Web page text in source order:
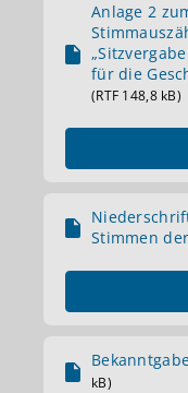
Anlage 2
für die
(RTF 148,8 kB)
Stimmen
kB)